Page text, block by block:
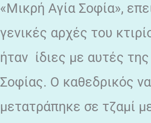
«Μικρή Αγία Σοφία»,
γενικές αρχές του
ήταν ίδιες με αυτές
Σοφίας. Ο καθεδρικός
μετατράπηκε σε τζαμί